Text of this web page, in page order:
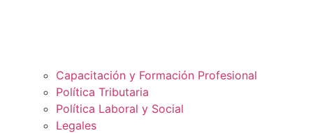
Capacitación y Formación Profesional
Política Tributaria
Política Laboral y Social
Legales